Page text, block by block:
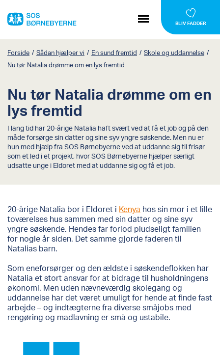
BLIV FADDER
Forside / Sådan hjælper vi / En sund fremtid / Skole og uddannelse /
Nu tør Natalia drømme om en lys fremtid
Nu tør Natalia drømme om en
lys fremtid
I lang tid har 20-årige Natalia haft svært ved at få et job og på den
måde forsørge sin datter og sine syv yngre søskende. Men nu er
hun med hjælp fra SOS Børnebyerne ved at uddanne sig til frisør
som et led i et projekt, hvor SOS Børnebyerne hjælper særligt
udsatte unge i Eldoret med at uddanne sig og få et job.
20-årige Natalia bor i Eldoret i Kenya hos sin mor i et lille
toværelses hus sammen med sin datter og sine syv
yngre søskende. Hendes far forlod pludseligt familien
for nogle år siden. Det samme gjorde faderen til
Natalias barn.
Som eneforsørger og den ældste i søskendeflokken har
Natalia et stort ansvar for at bidrage til husholdningens
økonomi. Men uden nævneværdig skolegang og
uddannelse har det været umuligt for hende at finde fast
arbejde – og indtægterne fra diverse småjobs med
rengøring og madlavning er små og ustabile.